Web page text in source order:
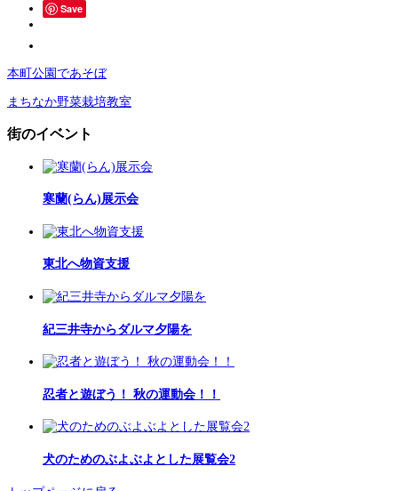
Save
本町公園であそぼ
まちなか野菜栽培教室
街のイベント
寒蘭(らん)展示会
東北へ物資支援
紀三井寺からダルマ夕陽を
忍者と遊ぼう！ 秋の運動会！！
犬のためのぶよぶよとした展覧会2